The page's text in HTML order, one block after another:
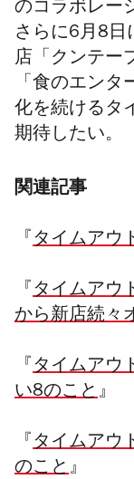
のコラボレー
さらに6月 8 日
店「クンテー
「食のエン
化を続けるタ
期待したい。
関連記事
『 タイムアウ
『 タイムアウ
から新店続々
『 タイムアウ
い8のこと』
『 タイムアウ
のこと』